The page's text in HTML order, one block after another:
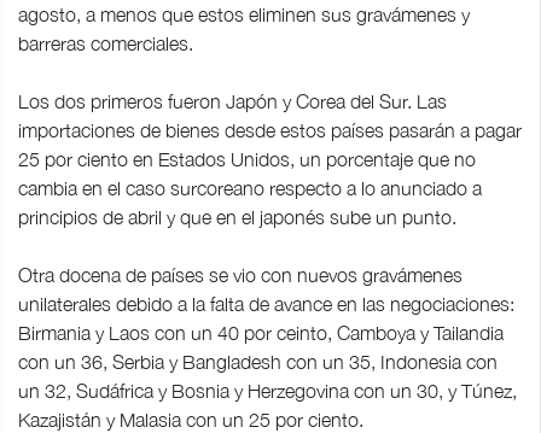
agosto, a menos que estos eliminen sus gravámenes y
barreras comerciales.
Los dos primeros fueron Japón y Corea del Sur. Las
importaciones de bienes desde estos países pasarán a pagar
25 por ciento en Estados Unidos, un porcentaje que no
cambia en el caso surcoreano respecto a lo anunciado a
principios de abril y que en el japonés sube un punto.
Otra docena de países se vio con nuevos gravámenes
unilaterales debido a la falta de avance en las negociaciones:
Birmania y Laos con un 40 por ceinto, Camboya y Tailandia
con un 36, Serbia y Bangladesh con un 35, Indonesia con
un 32, Sudáfrica y Bosnia y Herzegovina con un 30, y Túnez,
Kazajistán y Malasia con un 25 por ciento.